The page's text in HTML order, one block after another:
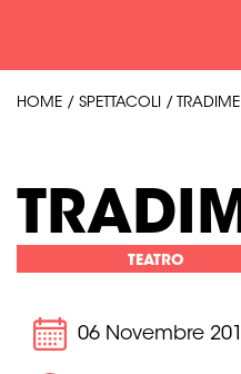
HOME / SPETTACOLI /
TEATRO
06 Novembre